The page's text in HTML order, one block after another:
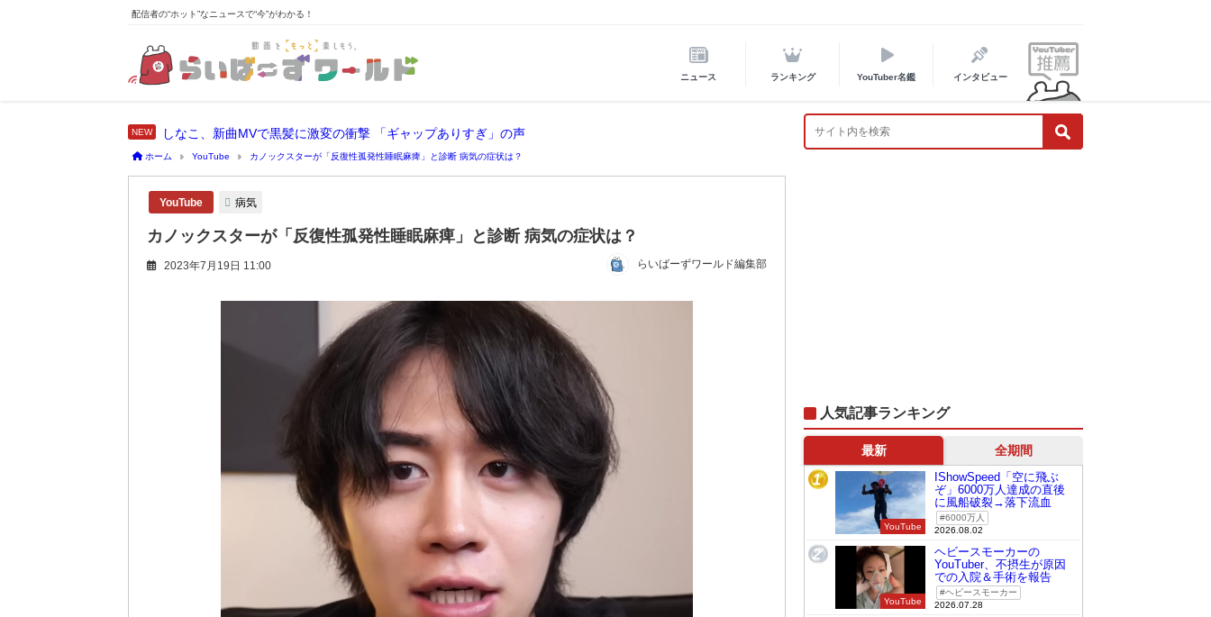
配信者の“ホット”なニュースで“今”がわかる！
ニュース ランキング YouTuber名鑑 インタビュー
しなこ、新曲MVで黒髪に激変の衝撃 「ギャップありすぎ」の声
ホーム YouTube カノックスターが「反復性孤発性睡眠麻痺」と診断 病気の症状は？
YouTube 病気
カノックスターが「反復性孤発性睡眠麻痺」と診断 病気の症状は？
2023年7月19日 11:00 らいばーずワールド編集部
人気記事ランキング
最新 全期間
1
YouTube
IShowSpeed「空に飛ぶ
ぞ」6000万人達成の直後
に風船破裂→落下流血
6000万人
2026.08.02
2
YouTube
ヘビースモーカーの
YouTuber、不摂生が原因
での入院＆手術を報告
ヘビースモーカー
2026.07.28